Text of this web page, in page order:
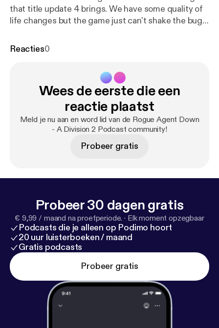
that title update 4 brings. We have some quality of
life changes but the game just can't shake the bugs.
end of 2019 on into the 2020.We would love to hear
Agent Down is a part of the
Gaming Adventure Club. Join the community and
become a member of the club!https://www.gaminga
dventureclub.com/discordVisitour website. http://R
ogueAgentDown.com
Reacties0
Wees de eerste die een
reactie plaatst
Meld je nu aan en word lid van de Rogue Agent Down
- A Division 2 Podcast community!
Probeer gratis
Probeer 30 dagen gratis
€ 9,99 / maand na proefperiode. · Elk moment opzegbaar
Podcasts die je alleen op Podimo hoort
20 uur luisterboeken / maand
Gratis podcasts
Probeer gratis